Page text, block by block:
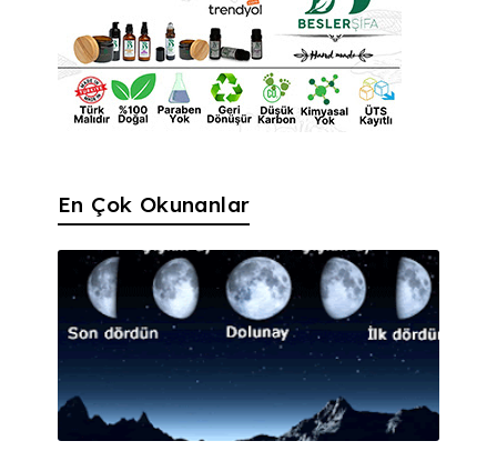
En Çok Okunanlar